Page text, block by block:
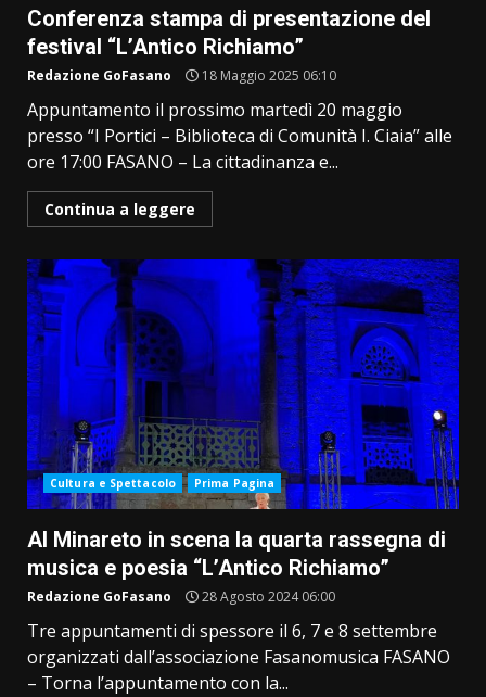
Conferenza stampa di presentazione del
festival “L’Antico Richiamo”
Redazione GoFasano 18 Maggio 2025 06:10
Appuntamento il prossimo martedì 20 maggio
presso “I Portici – Biblioteca di Comunità I. Ciaia” alle
ore 17:00 FASANO – La cittadinanza e...
Continua a leggere
Cultura e Spettacolo Prima Pagina
Al Minareto in scena la quarta rassegna di
musica e poesia “L’Antico Richiamo”
Redazione GoFasano 28 Agosto 2024 06:00
Tre appuntamenti di spessore il 6, 7 e 8 settembre
organizzati dall’associazione Fasanomusica FASANO
– Torna l’appuntamento con la...